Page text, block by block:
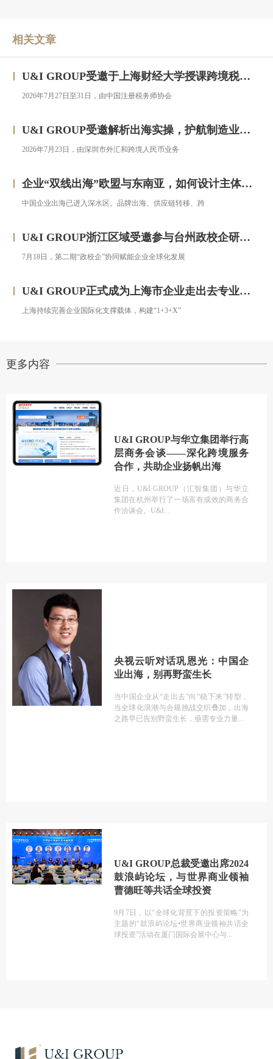
相关文章
U&I GROUP受邀于上海财经大学授课跨境税务合规与高净值人群财务税务服务专题研修班
2026年7月27日至31日，由中国注册税务师协会
U&I GROUP受邀解析出海实操，护航制造业企业汇率风险管理
2026年7月23日，由深圳市外汇和跨境人民币业务
企业“双线出海”欧盟与东南亚，如何设计主体架构？——对话汇智集团
中国企业出海已进入深水区。品牌出海、供应链转移、跨
U&I GROUP浙江区域受邀参与台州政校企研修班，助力浙企搭建跨境投资合规框架
7月18日，第二期“政校企”协同赋能企业全球化发展
U&I GROUP正式成为上海市企业走出去专业服务联盟成员
上海持续完善企业国际化支撑载体，构建“1+3+X”
更多内容
U&I GROUP与华立集团举行高
层商务会谈——深化跨境服务
合作，共助企业扬帆出海
近日，U&I GROUP（汇智集团）与华立
集团在杭州举行了一场富有成效的商务合
作洽谈会。U&I
央视云听对话巩恩光：中国企
业出海，别再野蛮生长
当中国企业从“走出去”向“稳下来”转型，
当全球化浪潮与合规挑战交织叠加，出海
之路早已告别野蛮生长，亟需专业力量
U&I GROUP总裁受邀出席2024
鼓浪屿论坛，与世界商业领袖
曹德旺等共话全球投资
9月7日，以“全球化背景下的投资策略”为
主题的“鼓浪屿论坛•世界商业领袖共话全
球投资”活动在厦门国际会展中心与